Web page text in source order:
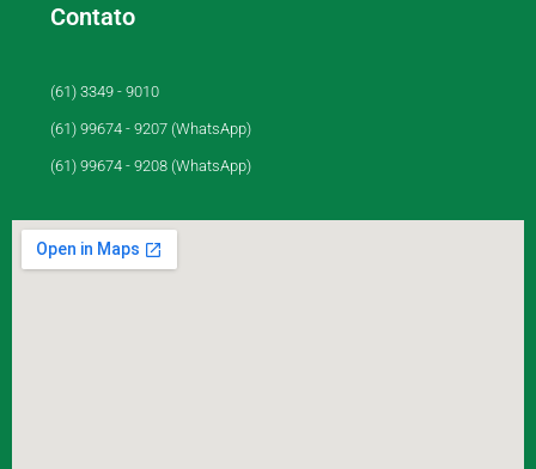
Contato
(61) 3349 - 9010
(61) 99674 - 9207 (WhatsApp)
(61) 99674 - 9208 (WhatsApp)